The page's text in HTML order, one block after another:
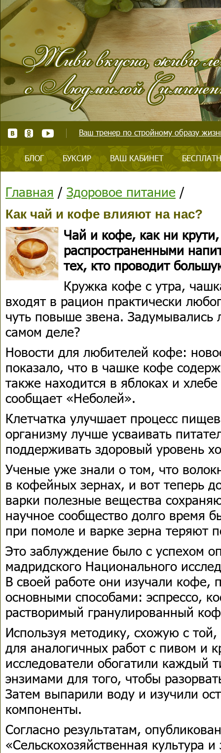
Ваш тренер по стройному образу
БЛОГ БУКСИР ВАШ КАБИНЕТ
Главная / Здоровое питание /
Как чай и кофе влияют на нас?
Чай и кофе, как ни
распространенными
тех, кто проводит
Кружка кофе с утра,
входят в рацион практически
чуть повыше звена.
самом деле?
Новости для любителей кофе:
показало, что в чашке кофе
также находится в яблоках и
сообщает «Неболей».
Клетчатка улучшает процесс
организму лучше усваивать
поддерживать здоровый уровень
Ученые уже знали о том, что
в кофейных зернах, и вот теперь
варки полезные вещества
научное сообщество долго время
при помоле и варке зерна теряют
Это заблуждение было с успехом
мадридского Национального
В своей работе они изучали кофе,
основными способами: эспрессо,
растворимый гранулированный
Используя методику, схожую с
для аналогичных работ с пивом и
исследователи обогатили каждый
энзимами для того, чтобы
Затем выпарили воду и изучили
компоненты.
Согласно результатам,
«Сельскохозяйственная культура